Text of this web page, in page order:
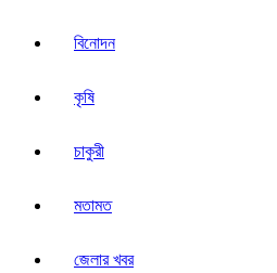
বিনোদন
কৃষি
চাকুরী
মতামত
জেলার খবর